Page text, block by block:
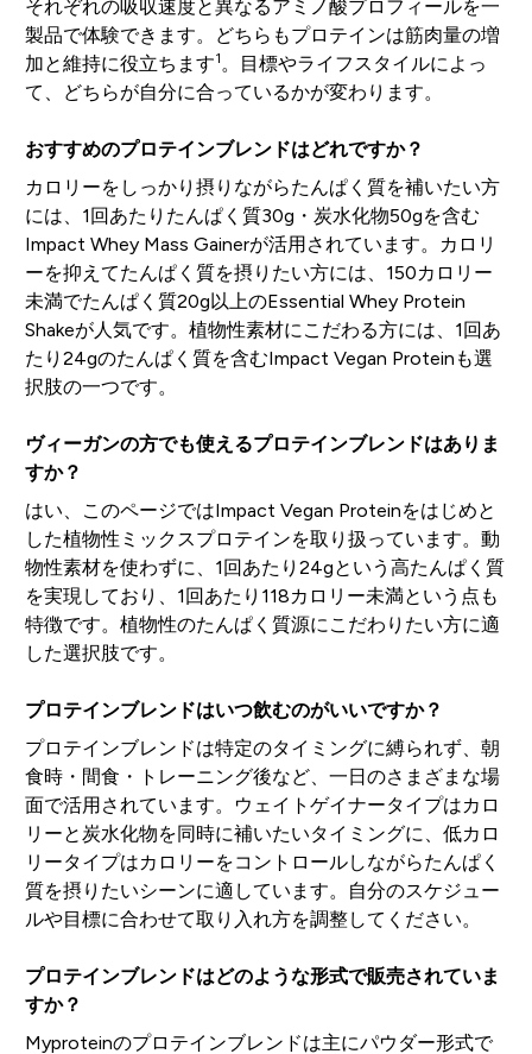
それぞれの吸収速度と異なるアミノ酸プロフィールを一
製品で体験できます。どちらもプロテインは筋肉量の増
加と維持に役立ちます1 。目標やライフスタイルによっ
て、どちらが自分に合っているかが変わります。
おすすめのプロテインブレンドはどれですか？
カロリーをしっかり摂りながらたんぱく質を補いたい方
には、1回あたりたんぱく質30g・炭水化物50gを含む
Impact Whey Mass Gainerが活用されています。カロリ
ーを抑えてたんぱく質を摂りたい方には、150カロリー
未満でたんぱく質20g以上のEssential Whey Protein
Shakeが人気です。植物性素材にこだわる方には、1回あ
たり24gのたんぱく質を含むImpact Vegan Proteinも選
択肢の一つです。
ヴィーガンの方でも使えるプロテインブレンドはありま
すか？
はい、このページではImpact Vegan Proteinをはじめと
した植物性ミックスプロテインを取り扱っています。動
物性素材を使わずに、1回あたり24gという高たんぱく質
を実現しており、1回あたり118カロリー未満という点も
特徴です。植物性のたんぱく質源にこだわりたい方に適
した選択肢です。
プロテインブレンドはいつ飲むのがいいですか？
プロテインブレンドは特定のタイミングに縛られず、朝
食時・間食・トレーニング後など、一日のさまざまな場
面で活用されています。ウェイトゲイナータイプはカロ
リーと炭水化物を同時に補いたいタイミングに、低カロ
リータイプはカロリーをコントロールしながらたんぱく
質を摂りたいシーンに適しています。自分のスケジュー
ルや目標に合わせて取り入れ方を調整してください。
プロテインブレンドはどのような形式で販売されていま
すか？
Myproteinのプロテインブレンドは主にパウダー形式で